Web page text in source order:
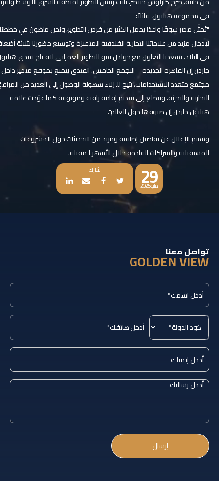
ﻓﻲ ﻣﺠﻤﻮﻋﺔ ھﯿﻠﺘﻮن، ﻗﺎﺋﻼً:
"ﺗُﻤﺜّﻞ ﻣﺼﺮ ﺳﻮﻗًﺎ واﻋﺪًا ﯾﺤﻤﻞ اﻟﻜﺜﯿﺮ ﻣﻦ ﻓﺮص اﻟﺘﻄﻮﯾﺮ، وﻧﺤﻦ ﻣﺎﺿﻮن ﻓﻲ ﺧﻄﻄﻨﺎ
ﻹدﺧﺎل ﻣﺰﯾﺪ ﻣﻦ ﻋﻼﻣﺎﺗﻨﺎ اﻟﺘﺠﺎرﯾﺔ اﻟﻔﻨﺪﻗﯿﺔ اﻟﻤﺘﻤﯿﺰة وﺗﻮﺳﯿﻊ ﺣﻀﻮرﻧﺎ ﺑﺜﻼﺛﺔ أﺿﻌﺎف
ﻓﻲ اﻟﺒﻼد. ﯾﺴﻌﺪﻧﺎ اﻟﺘﻌﺎون ﻣﻊ ﺟﻮﻟﺪن ﻓﯿﻮ ﻟﻠﺘﻄﻮﯾﺮ اﻟﻌﻤﺮاﻧﻲ ﻻﻓﺘﺘﺎح ﻓﻨﺪق ھﯿﻠﺘﻮن
ﺟﺎردن إن اﻟﻘﺎھﺮة اﻟﺠﺪﯾﺪة – اﻟﺘﺠﻤﻊ اﻟﺨﺎﻣﺲ. اﻟﻔﻨﺪق ﯾﺘﻤﺘﻊ ﺑﻤﻮﻗﻊ ﻣﺘﻤﯿﺰ داﺧﻞ
ﻣﺠﺘﻤﻊ ﻣﺘﻌﺪد اﻻﺳﺘﺨﺪاﻣﺎت، ﯾﺘﯿﺢ ﻟﻠﻨﺰﻻء ﺳﮭﻮﻟﺔ اﻟﻮﺻﻮل إﻟﻰ اﻟﻌﺪﯾﺪ ﻣﻦ اﻟﻤﺮاﻓﻖ
اﻟﺘﺠﺎرﯾﺔ واﻟﺘﺠﺰﺋﺔ. وﻧﺘﻄﻠﻊ إﻟﻰ ﺗﻘﺪﯾﻢ إﻗﺎﻣﺔ راﻗﯿﺔ وﻣﻮﺛﻮﻗﺔ ﻛﻤﺎ ﻋﻮّدت ﻋﻼﻣﺔ
ھﯿﻠﺘﻮن ﺟﺎردن إن ﺿﯿﻮﻓﮭﺎ ﺣﻮل اﻟﻌﺎﻟﻢ".
وﺳﯿﺘﻢ اﻹﻋﻼن ﻋﻦ ﺗﻔﺎﺻﯿﻞ إﺿﺎﻓﯿﺔ وﻣﺰﯾﺪ ﻣﻦ اﻟﺘﺤﺪﯾﺜﺎت ﺣﻮل اﻟﻤﺸﺮوﻋﺎت
اﻟﻤﺴﺘﻘﺒﻠﯿﺔ واﻟﺸﺮاﻛﺎت اﻟﻘﺎدﻣﺔ ﺧﻼل اﻷﺷﮭﺮ اﻟﻤﻘﺒﻠﺔ.
29
مايو 2025
شارك
تواصل معنا
GOLDEN VIEW